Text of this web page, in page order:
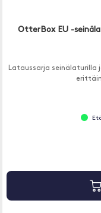
OtterBox EU -
Lataussarja seinälaturilla